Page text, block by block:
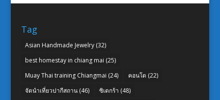
Tag
Asian Handmade Jewelry(32)
best homestay in chiang mai (25)
Muay Thai training Chiangmai (24) คอนโด (22)
จัดนำเที่ยวปากีสถาน(46) ซิเดกร้า (48)